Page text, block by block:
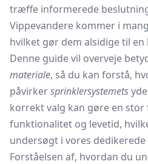
træffe informerede
Vippevandere kommer i
hvilket gør dem alsidige til
Denne guide vil overveje
materiale, så du kan forstå,
påvirkersprinklersystemets
korrekt valg kan gøre en stor
funktionalitet og levetid,
undersøgt i vores dedikerede
Forståelsen af, hvordan du